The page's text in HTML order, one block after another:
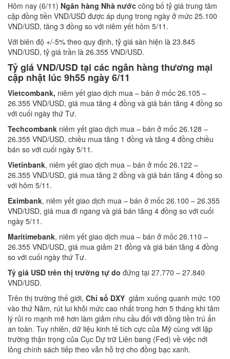
Hôm nay (6/11) Ngân hàng Nhà nước công bố tỷ giá trung tâm
cặp đồng tiền VND/USD được áp dụng trong ngày ở mức 25.100
VND/USD, tăng 3 đồng so với niêm yết hôm 5/11.
Với biên độ +/-5% theo quy định, tỷ giá sàn hiện là 23.845
VND/USD, tỷ giá trần là 26.355 VND/USD.
Tỷ giá VND/USD tại các ngân hàng thương mại
cập nhật lúc9h55 ngày 6/11
Vietcombank, niêm yết giao dịch mua – bán ở mốc 26.105 –
26.355 VND/USD, giá mua tăng 4 đồng và giá bán tăng 4 đồng so
với cuối ngày thứ Tư.
Techcombank niêm yết giao dịch mua – bán ở mốc 26.128 –
26.355 VND/USD, chiều mua tăng 1 đồng và tăng 4 đồng chiều
bán so với cuối ngày 5/11.
Vietinbank, niêm yết giao dịch mua – bán ở mốc 26.122 –
26.355 VND/USD, giá mua tăng 2 đồng và giá bán tăng 4 đồng so
với hôm 5/11.
Eximbank, niêm yết giao dịch mua – bán ở mốc 26.100 – 26.355
VND/USD, giá mua đi ngang và giá bán tăng 4 đồng so với cuối
ngày 5/11.
Maritimebank, niêm yết giao dịch mua – bán ở mốc 26.110 –
26.355 VND/USD, giá mua giảm 21 đồng và giá bán tăng 4 đồng
so với cuối ngày thứ Tư.
Tỷ giá USD trên thị trường tự do đứng tại 27.770 – 27.840
VND/USD.
Trên thị trường thế giới, Chỉ số DXY giảm xuống quanh mức 100
vào thứ Năm, rút lui khỏi mức cao nhất trong hơn 5 tháng khi tâm
lý rủi ro mạnh mẽ hơn làm giảm nhu cầu đối với đồng tiền trú ẩn
an toàn. Tuy nhiên, dữ liệu kinh tế tích cực của Mỹ cùng với lập
trường thận trọng của Cục Dự trữ Liên bang (Fed) về việc nới
lỏng chính sách tiếp theo vẫn hỗ trợ cho đồng bạc xanh.